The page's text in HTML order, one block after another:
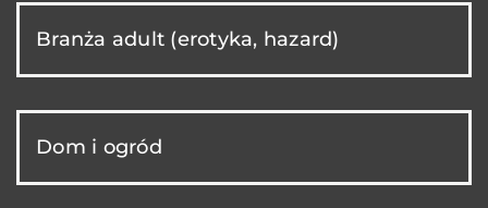
Branża adult (erotyka, hazard)
Dom i ogród